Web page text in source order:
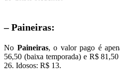
– Paineiras:
No Paineiras, o valor pago é
56,50 (baixa temporada) e R$
26. Idosos: R$ 13.